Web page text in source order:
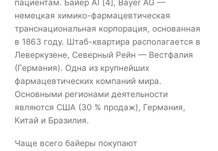
пациентам. Байер АГ[4], Bayer AG —
немецкая химико-фармацевтическая
транснациональная корпорация, основанная
в 1863 году. Штаб-квартира располагается в
Леверкузене, Северный Рейн — Вестфалия
(Германия). Одна из крупнейших
фармацевтических компаний мира.
Основными регионами деятельности
являются США (30 % продаж), Германия,
Китай и Бразилия.
Чаще всего байеры покупают